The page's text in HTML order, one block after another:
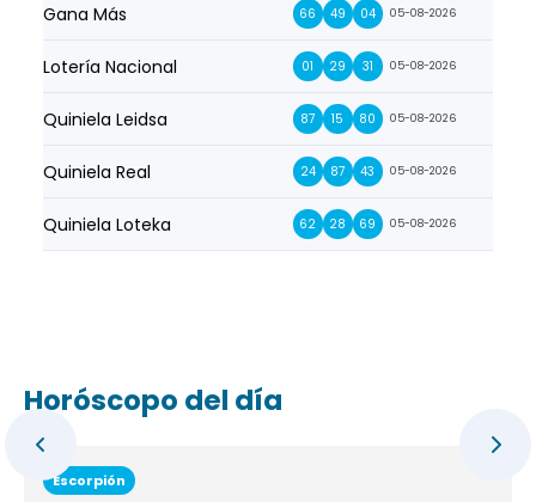
Gana Más 66 49 04 05-08-2026
Lotería Nacional 01 29 31 05-08-2026
Quiniela Leidsa 87 15 80 05-08-2026
Quiniela Real 24 87 43 05-08-2026
Quiniela Loteka 62 28 69 05-08-2026
Horóscopo del día
Escorpión